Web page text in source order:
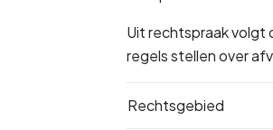
Uit rechtspraak volgt
regels stellen over
Rechtsgebied